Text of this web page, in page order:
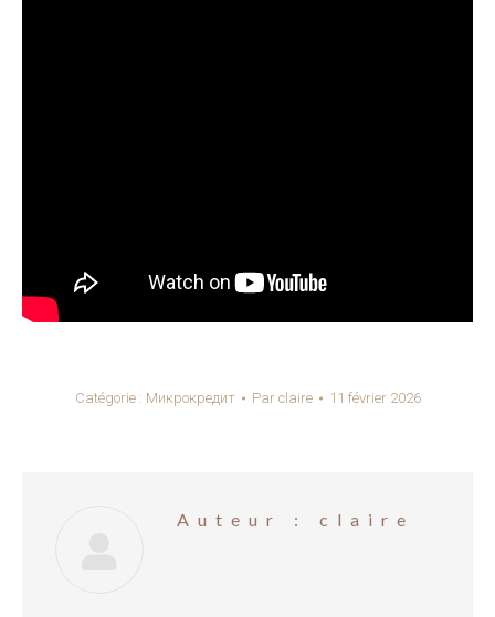
Catégorie : Микрокредит Par claire 11 février 2026
Auteur : claire